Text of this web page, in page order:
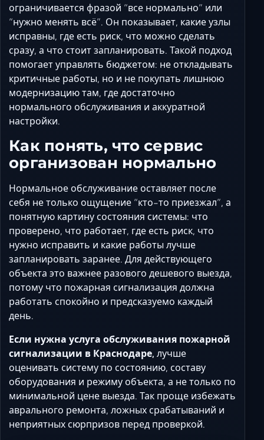
ограничивается фразой “все нормально” или
“нужно менять всё”. Он показывает, какие узлы
исправны, где есть риск, что можно сделать
сразу, а что стоит запланировать. Такой подход
помогает управлять бюджетом: не откладывать
критичные работы, но и не покупать лишнюю
модернизацию там, где достаточно
нормального обслуживания и аккуратной
настройки.
Как понять, что сервис
организован нормально
Нормальное обслуживание оставляет после
себя не только ощущение “кто-то приезжал”, а
понятную картину состояния системы: что
проверено, что работает, где есть риск, что
нужно исправить и какие работы лучше
запланировать заранее. Для действующего
объекта это важнее разового дешевого выезда,
потому что пожарная сигнализация должна
работать спокойно и предсказуемо каждый
день.
Если нужна услуга обслуживания пожарной
сигнализации в Краснодаре, лучше
оценивать систему по состоянию, составу
оборудования и режиму объекта, а не только по
минимальной цене выезда. Так проще избежать
аврального ремонта, ложных срабатываний и
неприятных сюрпризов перед проверкой.